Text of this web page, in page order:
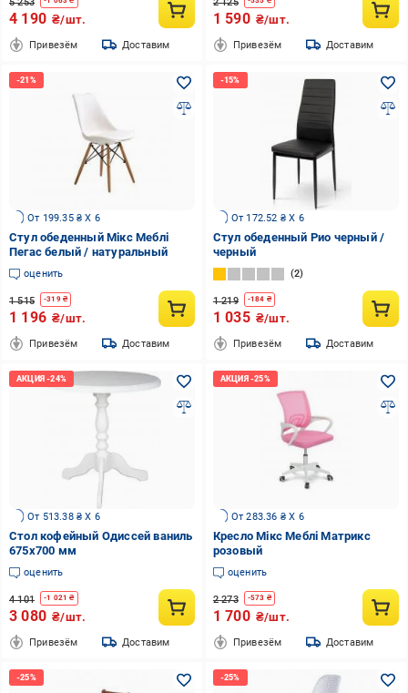
4 190 ₴/шт.
Привезём Доставим
1 590 ₴/шт.
Привезём Доставим
От 199.35 ₴ X 6
Стул обеденный Мікс Меблі
Пегас белый / натуральный
оценить
1 515 -319₴
1 196 ₴/шт.
Привезём Доставим
От 172.52 ₴ X 6
Стул обеденный Рио черный /
черный
2
1 219 -184 ₴
1 035 ₴/шт.
Привезём Доставим
От 513.38 ₴ X 6
Стол кофейный Одиссей ваниль
675x700 мм
оценить
4 101 -1 021 ₴
3 080 ₴/шт.
Привезём Доставим
От 283.36 ₴ X 6
Кресло Мікс Меблі Матрикс
розовый
оценить
2 273 -573 ₴
1 700 ₴/шт.
Привезём Доставим